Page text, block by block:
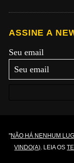
ASSINE A
Seu email
"NÃO HÁ NENHUM
VINDO(A). LEIA OS